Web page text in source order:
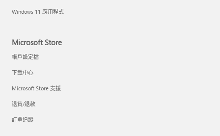
Windows 11 應用程式
Microsoft Store
帳戶設定檔
下載中心
Microsoft Store 支援
退貨/退款
訂單追蹤